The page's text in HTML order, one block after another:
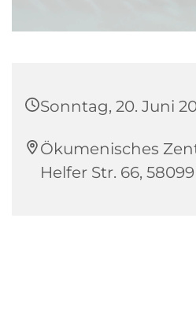
Sonntag, 20. Juni
Ökumenisches
Helfer Str. 66,